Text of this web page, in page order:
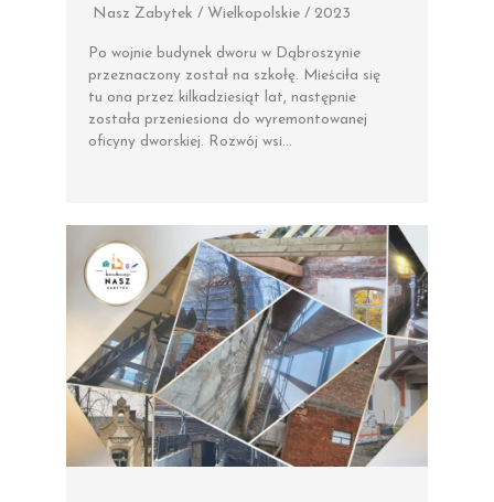
Nasz Zabytek / Wielkopolskie / 2023
Po wojnie budynek dworu w Dąbroszynie
przeznaczony został na szkołę. Mieściła się
tu ona przez kilkadziesiąt lat, następnie
została przeniesiona do wyremontowanej
oficyny dworskiej. Rozwój wsi…